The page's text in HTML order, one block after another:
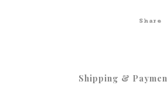
Share
Shipping &